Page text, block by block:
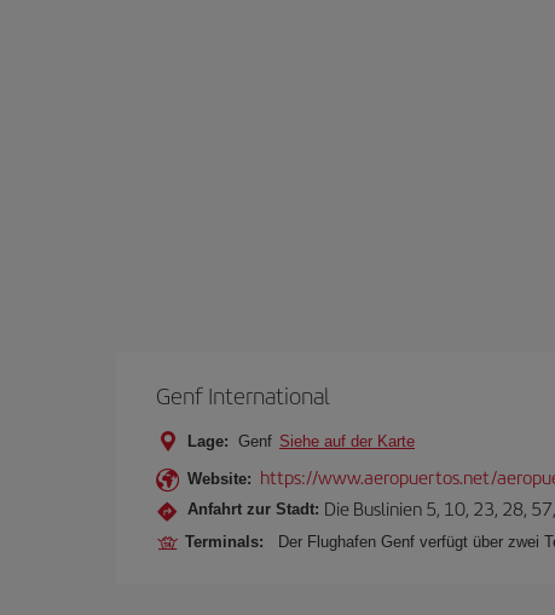
Genf International
Lage: Genf Siehe auf der Karte
Website: https://www.aeropuertos.net/
Anfahrt zur Stadt: Die Buslinien 5, 10, 23, 28,
Terminals: Der Flughafen Genf verfügt über zwei